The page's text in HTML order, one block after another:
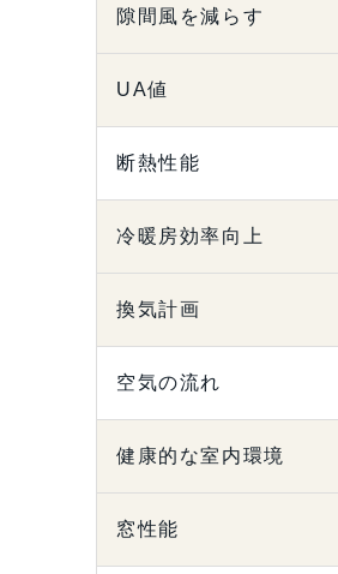
隙間風を減らす
UA値
断熱性能
冷暖房効率向上
換気計画
空気の流れ
健康的な室内環境
窓性能